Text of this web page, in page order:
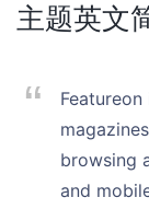
主题英文
browsing
and